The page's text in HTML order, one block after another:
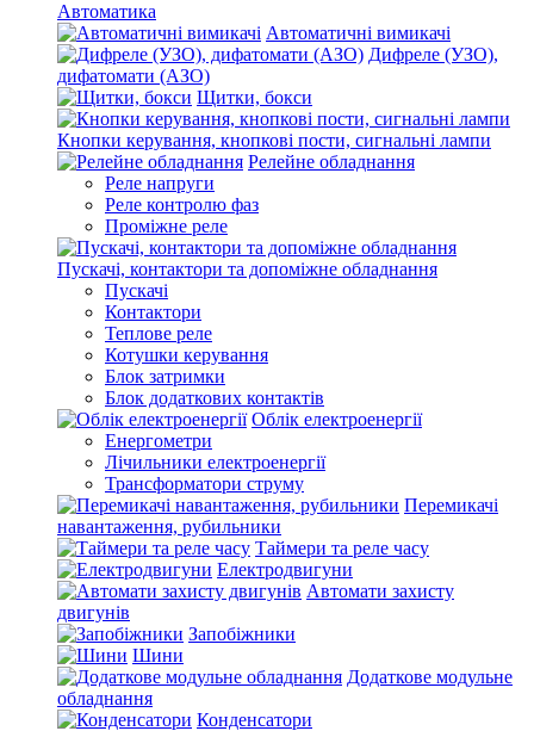
Автоматика
Автоматичні вимикачі
Дифреле (УЗО),
дифатомати (АЗО)
Щитки, бокси
Кнопки керування, кнопкові пости, сигнальні лампи
Релейне обладнання
Реле напруги
Реле контролю фаз
Проміжне реле
Пускачі, контактори та допоміжне обладнання
Пускачі
Контактори
Теплове реле
Котушки керування
Блок затримки
Блок додаткових контактів
Облік електроенергії
Енергометри
Лічильники електроенергії
Трансформатори струму
Перемикачі
навантаження, рубильники
Таймери та реле часу
Електродвигуни
Автомати захисту
двигунів
Запобіжники
Шини
Додаткове модульне
обладнання
Конденсатори